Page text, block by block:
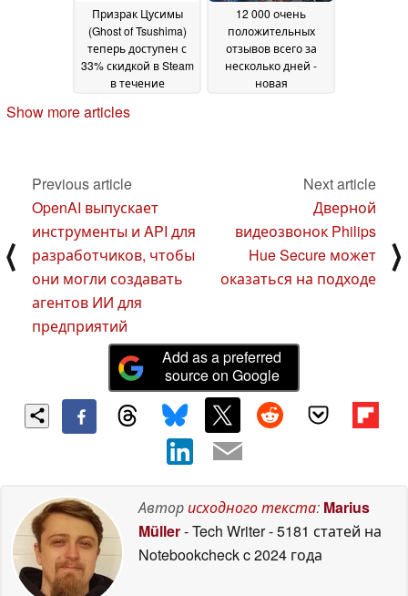
Призрак Цусимы
(Ghost of Tsushima)
теперь доступен с
33% скидкой в Steam
в течение
времени
12 000 очень
положительных
отзывов всего за
несколько дней -
новая
Show more articles
⟨
Previous article
OpenAI выпускает
инструменты и API для
разработчиков, чтобы
они могли создавать
агентов ИИ для
предприятий
Next article
Дверной
видеозвонок Philips
Hue Secure может
оказаться на подходе
⟩
Add as a preferred
source on Google
Авторисходного текста: Marius
Müller- Tech Writer- 5181 статей на
Notebookcheckc 2024 года